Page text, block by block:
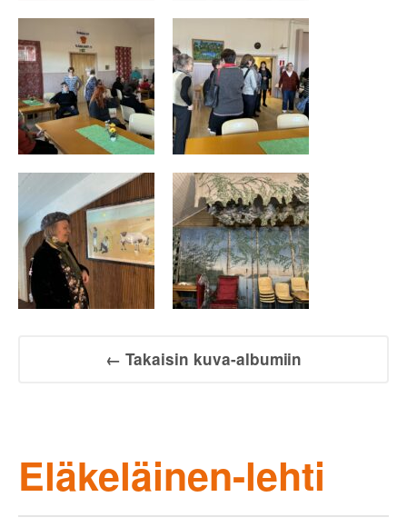
← Takaisin kuva-albumiin
Eläkeläinen-lehti